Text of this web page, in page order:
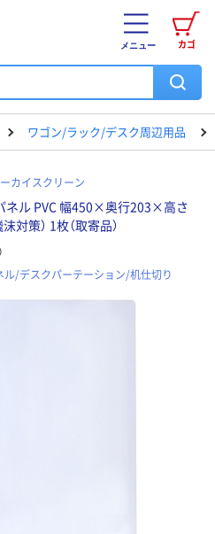
カゴ
メニュー
ワゴン/ラック/デスク周辺用品
ーカイスクリーン
ネル PVC 幅450×奥行203×高さ
対策） 1枚（取寄品）
ル/デスクパーテーション/机仕切り